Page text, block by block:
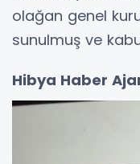
olağan genel
sunulmuş ve
Hibya Haber